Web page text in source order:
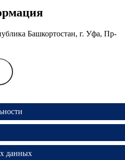
Башкортостан, г. Уфа, Пр-
данных